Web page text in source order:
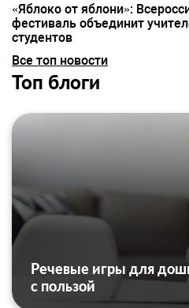
«Яблоко от яблони»:
фестиваль объединит
студентов
Все топ новости
Топ блоги
Речевые игры для
с пользой